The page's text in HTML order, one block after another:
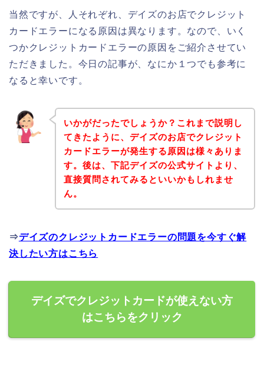
当然ですが、人それぞれ、デイズのお店でクレジット
カードエラーになる原因は異なります。なので、いく
つかクレジットカードエラーの原因をご紹介させてい
ただきました。今日の記事が、なにか１つでも参考に
なると幸いです。
いかがだったでしょうか？これまで説明し
てきたように、デイズのお店でクレジット
カードエラーが発生する原因は様々ありま
す。後は、下記デイズの公式サイトより、
直接質問されてみるといいかもしれませ
ん。
⇒デイズのクレジットカードエラーの問題を今すぐ解
決したい方はこちら
デイズでクレジットカードが使えない方
はこちらをクリック